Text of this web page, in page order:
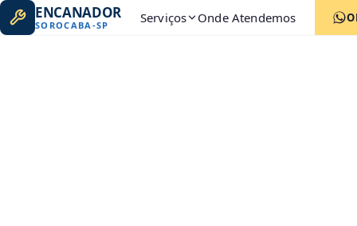
ENCANADOR
SOROCABA-SP Serviços Onde Atendemos